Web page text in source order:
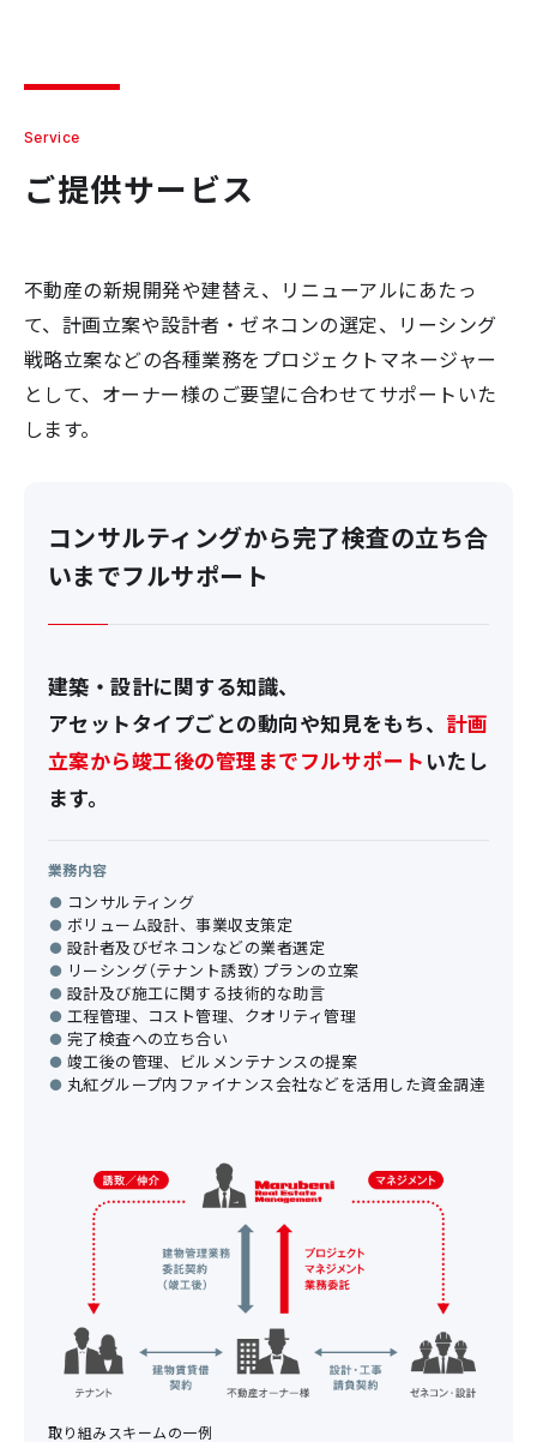
Service
ご提供サービス
不動産の新規開発や建替え、リニューアルにあたっ
て、計画立案や設計者・ゼネコンの選定、リーシング
戦略立案などの各種業務をプロジェクトマネージャー
として、オーナー様のご要望に合わせてサポートいた
します。
コンサルティングから完了検査の立ち合
いまでフルサポート
建築・設計に関する知識、
アセットタイプごとの動向や知見をもち、 計画
立案から竣工後の管理までフルサポート いたし
ます。
業務内容
コンサルティング
ボリューム設計、事業収支策定
設計者及びゼネコンなどの業者選定
リーシング（テナント誘致）プランの立案
設計及び施工に関する技術的な助言
工程管理、コスト管理、クオリティ管理
完了検査への立ち合い
竣工後の管理、ビルメンテナンスの提案
丸紅グループ内ファイナンス会社などを活用した資金調達
取り組みスキームの一例